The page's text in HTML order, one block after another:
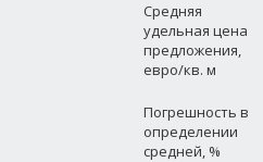
Средняя
удельная цена
предложения,
евро/кв. м
Погрешность в
определении
средней, %